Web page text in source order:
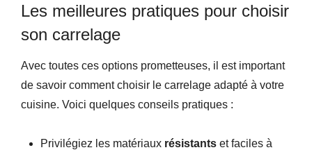
Les meilleures pratiques pour choisir
son carrelage
Avec toutes ces options prometteuses, il est important
de savoir comment choisir le carrelage adapté à votre
cuisine. Voici quelques conseils pratiques :
Privilégiez les matériaux résistants et faciles à